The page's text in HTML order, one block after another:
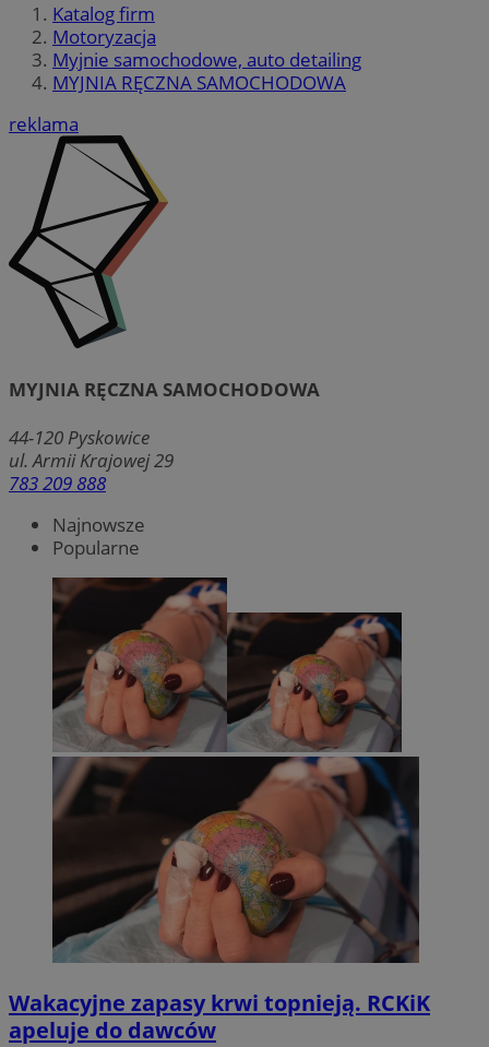
Katalog firm
Motoryzacja
Myjnie samochodowe, auto detailing
MYJNIA RĘCZNA SAMOCHODOWA
reklama
MYJNIA RĘCZNA SAMOCHODOWA
44-120 Pyskowice
ul. Armii Krajowej 29
783 209 888
Najnowsze
Popularne
Wakacyjne zapasy krwi topnieją. RCKiK
apeluje do dawców